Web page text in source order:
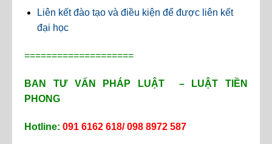
Liên kết đào tạo và điều kiện để được liên kết
đại học
====================
BAN TƯ VẤN PHÁP LUẬT – LUẬT TIỀN
PHONG
Hotline: 091 6162 618/ 098 8972 587